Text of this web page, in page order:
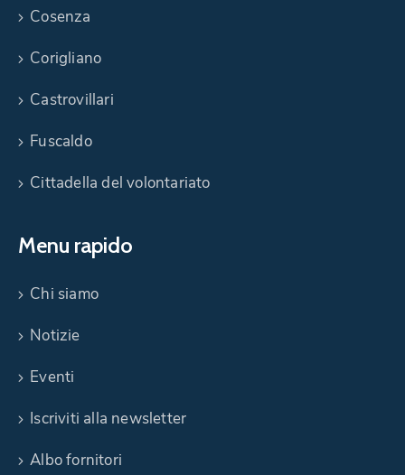
Cosenza
Corigliano
Castrovillari
Fuscaldo
Cittadella del volontariato
Menu rapido
Chi siamo
Notizie
Eventi
Iscriviti alla newsletter
Albo fornitori